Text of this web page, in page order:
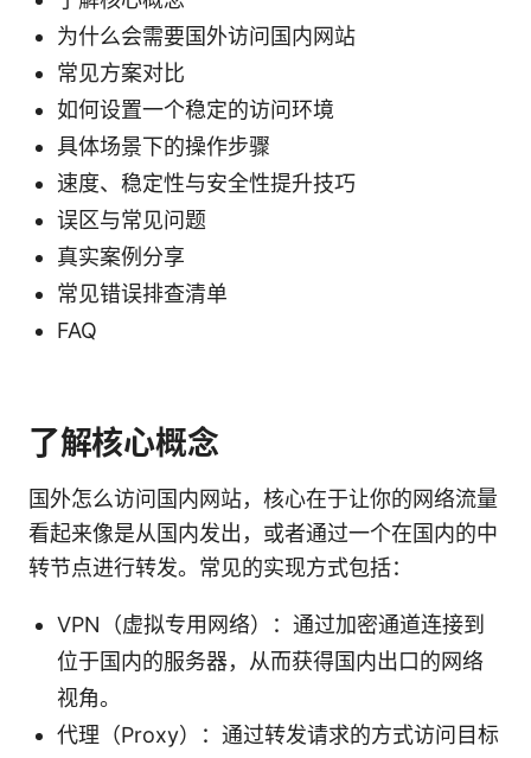
为什么会需要国外访问国内网站
常见方案对比
如何设置一个稳定的访问环境
具体场景下的操作步骤
速度、稳定性与安全性提升技巧
误区与常见问题
真实案例分享
常见错误排查清单
FAQ
了解核心概念
国外怎么访问国内网站，核心在于让你的网络流量
看起来像是从国内发出，或者通过一个在国内的中
转节点进行转发。常见的实现方式包括：
VPN（虚拟专用网络）：通过加密通道连接到
位于国内的服务器，从而获得国内出口的网络
视角。
代理（Proxy）：通过转发请求的方式访问目标